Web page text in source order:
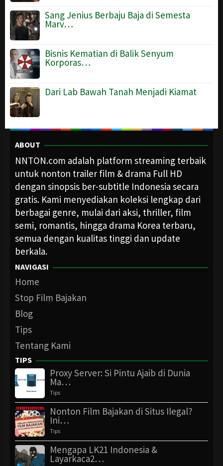
Sang Jenius Berbaju Baja di Semesta
Marv…
Bisnis Kematian di Balik Senyum
Korporas…
Dari Lab Bawah Tanah Menjadi Kiamat
ABOUT
NNTON.com adalah platform streaming terbaik
untuk nonton trailer film & drama Full HD
dengan sinopsis ber-subtitle Indonesia secara
gratis. Kami menyediakan koleksi lengkap dari
berbagai genre, mulai dari aksi, thriller, film
semi, romantis, hingga drama Korea terbaru,
semua dengan kualitas tinggi dan update
berkala.
NAVIGASI
Home
Stop Film Bajakan
Blog
Tips
Tentang Kami
TIPS
Proxy Server: Si Pintu Ajaib di Dunia
Ma…
Tips
Nonton Film Bajakan di Situs Ilegal?
Ini…
Tips
Mengapa LK21 Indonesia &
Layarkaca2…